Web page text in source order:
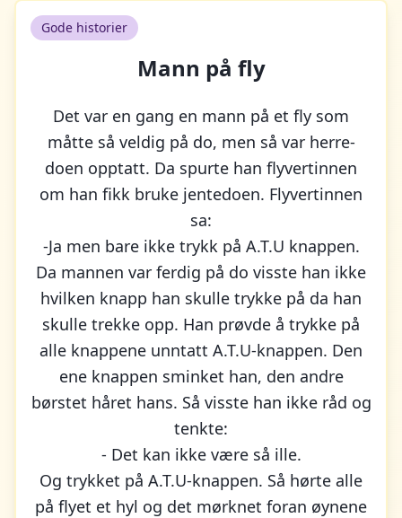
Gode historier
Mann på fly
Det var en gang en mann på et fly som
måtte så veldig på do, men så var herre-
doen opptatt. Da spurte han flyvertinnen
om han fikk bruke jentedoen. Flyvertinnen
sa:
-Ja men bare ikke trykk på A.T.U knappen.
Da mannen var ferdig på do visste han ikke
hvilken knapp han skulle trykke på da han
skulle trekke opp. Han prøvde å trykke på
alle knappene unntatt A.T.U-knappen. Den
ene knappen sminket han, den andre
børstet håret hans. Så visste han ikke råd og
tenkte:
- Det kan ikke være så ille.
Og trykket på A.T.U-knappen. Så hørte alle
på flyet et hyl og det mørknet foran øynene